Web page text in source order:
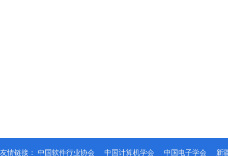
友情链接： 中国软件行业协会 中国计算机学会 中国电子学会 新